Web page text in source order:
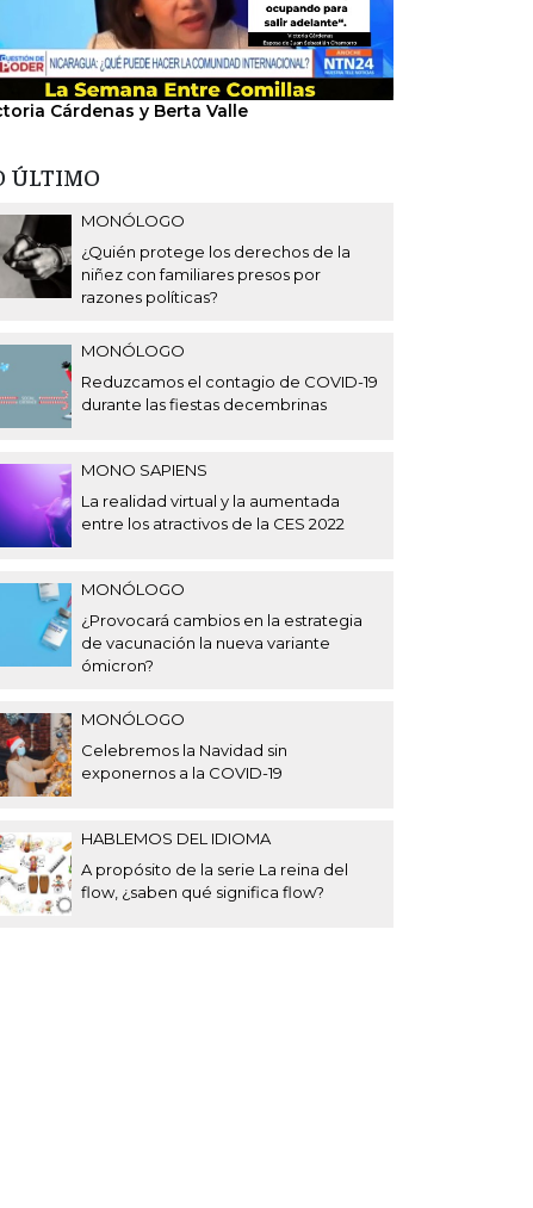
Cárdenas y Berta Valle
ÚLTIMO
MONÓLOGO
¿Quién protege los derechos de la
niñez con familiares presos por
razones políticas?
MONÓLOGO
Reduzcamos el contagio de COVID-19
durante las fiestas decembrinas
MONO SAPIENS
La realidad virtual y la aumentada
entre los atractivos de la CES 2022
MONÓLOGO
¿Provocará cambios en la estrategia
de vacunación la nueva variante
ómicron?
MONÓLOGO
Celebremos la Navidad sin
exponernos a la COVID-19
HABLEMOS DEL IDIOMA
A propósito de la serie La reina del
flow, ¿saben qué significa flow?